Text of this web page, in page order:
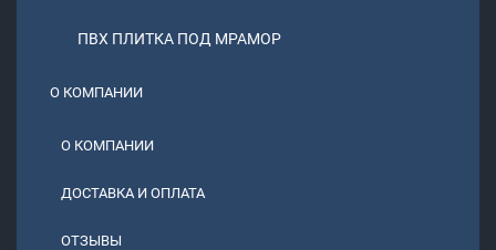
ПВХ ПЛИТКА ПОД МРАМОР
О КОМПАНИИ
О КОМПАНИИ
ДОСТАВКА И ОПЛАТА
ОТЗЫВЫ